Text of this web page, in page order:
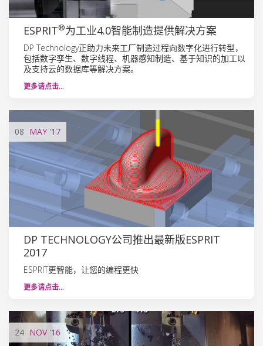
ESPRIT®为工业4.0智能制造提供解决方案
DP Technology正助力未来工厂制造过程向数字化进行转型，
包括数字孪生、数字线程、机器感知制造、基于知识的加工以
及支持云的数据库等解决方案。
更多请点击…
08 MAY '17
DP TECHNOLOGY公司推出最新版ESPRIT
2017
ESPRIT更智能，让您的编程更快
更多请点击…
24 NOV'16